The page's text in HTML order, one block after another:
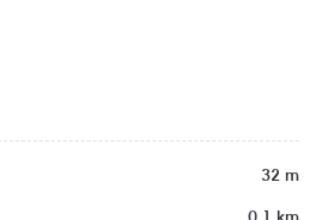
32 m